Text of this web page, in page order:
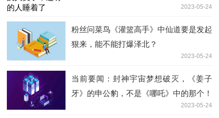
2023-05-24
粉丝问菜鸟《灌篮高手》中仙道要是发起
狠来，能不能打爆泽北？
2023-05-24
当前要闻：封神宇宙梦想破灭，《姜子
牙》的申公豹，不是《哪吒》中的那个！
2023-05-24